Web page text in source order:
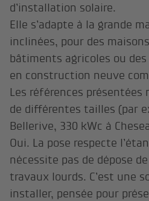
d’installation solaire.
Elle s’adapte à la grande
inclinées, pour des
bâtiments agricoles ou
en construction neuve
Les références
de différentes tailles (par
Bellerive, 330 kWc à
Oui. La pose respecte
nécessite pas de dépose
travaux lourds. C’est une
installer, pensée pour